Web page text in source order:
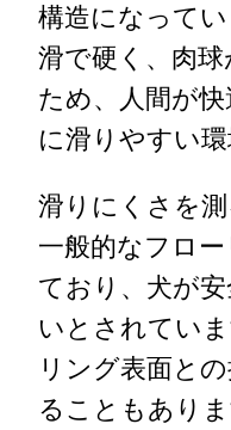
構造になって
滑で硬く、肉
ため、人間が
に滑りやすい
滑りにくさを
一般的なフロ
ており、犬が
いとされてい
リング表面と
ることもあり